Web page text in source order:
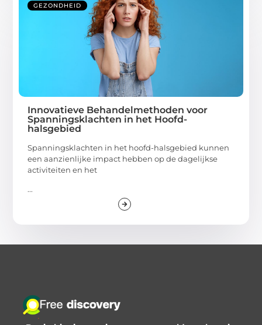
GEZONDHEID
Innovatieve Behandelmethoden voor
Spanningsklachten in het Hoofd-
halsgebied
Spanningsklachten in het hoofd-halsgebied kunnen
een aanzienlijke impact hebben op de dagelijkse
activiteiten en het
...